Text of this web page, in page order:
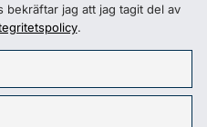
bekräftar jag att jag tagit del av
.